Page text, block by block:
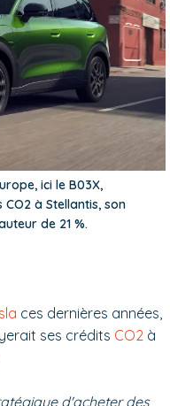
ici le B03X,
à Stellantis, son
de 21 %.
ces dernières années,
ses crédits CO2 à
d'acheter des